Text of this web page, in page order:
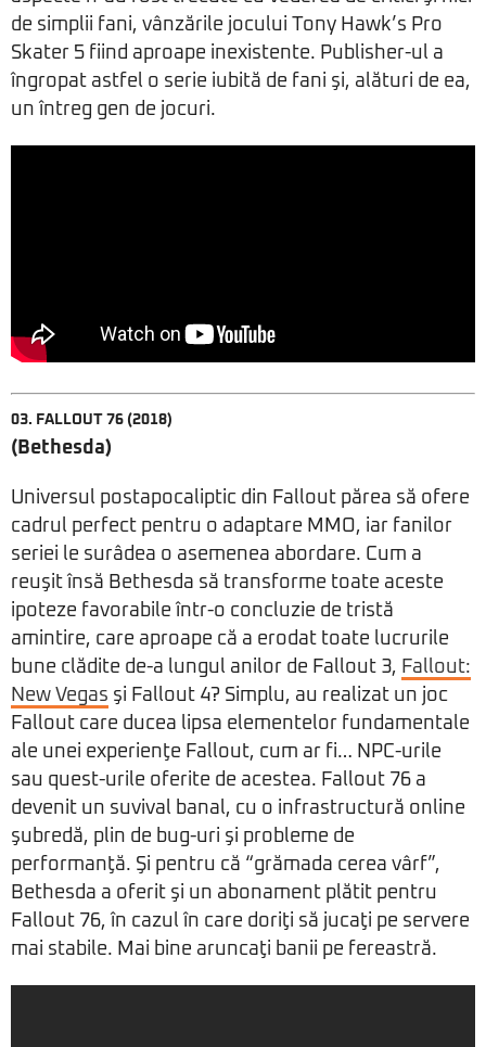
de simplii fani, vânzările jocului Tony Hawk’s Pro
Skater 5 fiind aproape inexistente. Publisher-ul a
îngropat astfel o serie iubită de fani şi, alături de ea,
un întreg gen de jocuri.
03. FALLOUT 76 (2018)
(Bethesda)
Universul postapocaliptic din Fallout părea să ofere
cadrul perfect pentru o adaptare MMO, iar fanilor
seriei le surâdea o asemenea abordare. Cum a
reuşit însă Bethesda să transforme toate aceste
ipoteze favorabile într-o concluzie de tristă
amintire, care aproape că a erodat toate lucrurile
bune clădite de-a lungul anilor de Fallout 3, Fallout:
New Vegas şi Fallout 4? Simplu, au realizat un joc
Fallout care ducea lipsa elementelor fundamentale
ale unei experienţe Fallout, cum ar fi… NPC-urile
sau quest-urile oferite de acestea. Fallout 76 a
devenit un suvival banal, cu o infrastructură online
şubredă, plin de bug-uri şi probleme de
performanţă. Şi pentru că “grămada cerea vârf”,
Bethesda a oferit şi un abonament plătit pentru
Fallout 76, în cazul în care doriţi să jucaţi pe servere
mai stabile. Mai bine aruncaţi banii pe fereastră.